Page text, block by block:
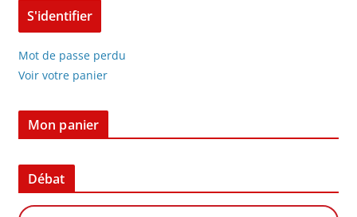
Mot de passe perdu
Voir votre panier
Mon panier
Débat